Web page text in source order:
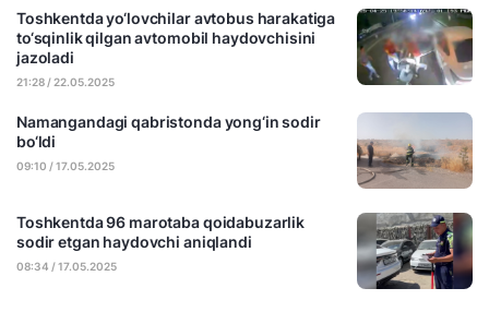
Toshkentda yo‘lovchilar avtobus harakatiga
to‘sqinlik qilgan avtomobil haydovchisini
jazoladi
21:28 / 22.05.2025
Namangandagi qabristonda yong‘in sodir
bo‘ldi
09:10 / 17.05.2025
Toshkentda 96 marotaba qoidabuzarlik
sodir etgan haydovchi aniqlandi
08:34 / 17.05.2025